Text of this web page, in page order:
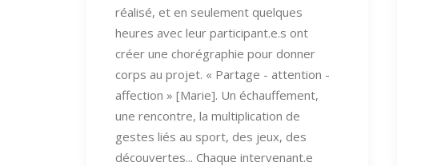
réalisé, et en seulement quelques
heures avec leur participant.e.s ont
créer une chorégraphie pour donner
corps au projet. « Partage - attention -
affection » [Marie]. Un échauffement,
une rencontre, la multiplication de
gestes liés au sport, des jeux, des
découvertes... Chaque intervenant.e